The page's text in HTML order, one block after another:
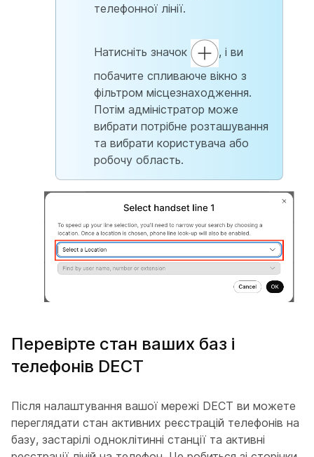
телефонної лінії.
Натисніть значок
, і ви
побачите спливаюче вікно з
фільтром місцезнаходження.
Потім адміністратор може
вибрати потрібне розташування
та вибрати користувача або
робочу область.
Перевірте стан ваших баз і
телефонів DECT
Після налаштування вашої мережі DECT ви можете
переглядати стан активних реєстрацій телефонів на
базу, застарілі одноклітинні станції та активні